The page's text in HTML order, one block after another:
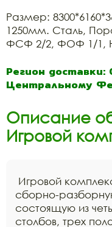
Размер:
1250мм. Сталь,
ФСФ 2/2, ФОФ 1/1,
Регион
Центральному
Описание
Игровой
Игровой
сборно-
состоящую из
столбов, трех